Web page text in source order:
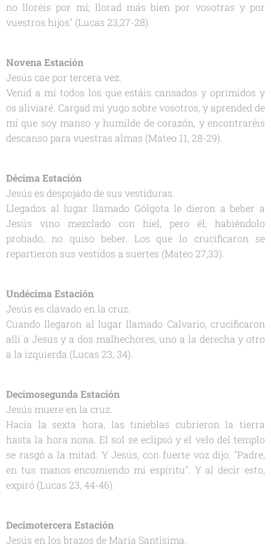
no lloréis por mí; llorad más bien por vosotras y por
vuestros hijos" (Lucas 23,27-28).
Novena Estación
Jesús cae por tercera vez.
Venid a mí todos los que estáis cansados y oprimidos y
os aliviaré. Cargad mi yugo sobre vosotros, y aprended de
mí que soy manso y humilde de corazón, y encontraréis
descanso para vuestras almas (Mateo 11, 28-29).
Décima Estación
Jesús es despojado de sus vestiduras.
Llegados al lugar llamado Gólgota le dieron a beber a
Jesús vino mezclado con hiel, pero él, habiéndolo
probado, no quiso beber. Los que lo crucificaron se
repartieron sus vestidos a suertes (Mateo 27,33).
Undécima Estación
Jesús es clavado en la cruz.
Cuando llegaron al lugar llamado Calvario, crucificaron
allí a Jesús y a dos malhechores, uno a la derecha y otro
a la izquierda (Lucas 23, 34).
Decimosegunda Estación
Jesús muere en la cruz.
Hacía la sexta hora, las tinieblas cubrieron la tierra
hasta la hora nona. El sol se eclipsó y el velo del templo
se rasgó a la mitad. Y Jesús, con fuerte voz dijo: "Padre,
en tus manos encomiendo mi espíritu". Y al decir esto,
expiró (Lucas 23, 44-46).
Decimotercera Estación
Jesús en los brazos de María Santísima.